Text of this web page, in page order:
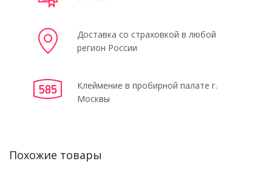
Доставка со страховкой в любой
регион России
Клеймение в пробирной палате г.
Москвы
Похожие товары